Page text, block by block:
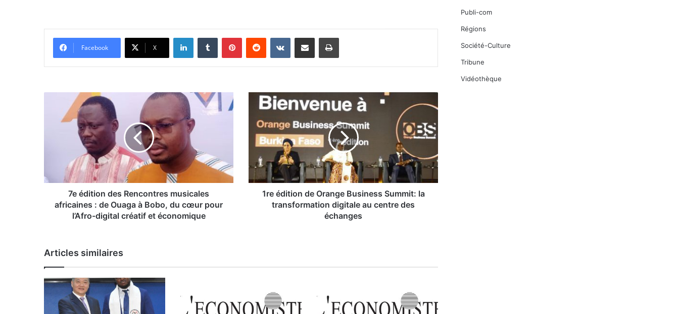
Facebook X
n
c
o
n
t
7e édition des Rencontres musicales
africaines : de Ouaga à Bobo, du cœur pour
l’Afro-digital créatif et économique
o
g
s
1re édition de Orange Business Summit: la
transformation digitale au centre des
échanges
Articles similaires
Publi-com
Régions
Société-Culture
Tribune
Vidéothèque